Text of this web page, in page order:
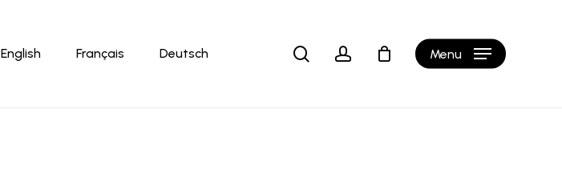
English Français Deutsch searchaccount Menu Cart